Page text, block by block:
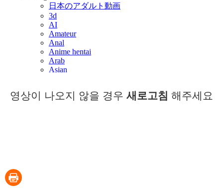
영상이 나오지 않을 경우 새로고침 해주세요